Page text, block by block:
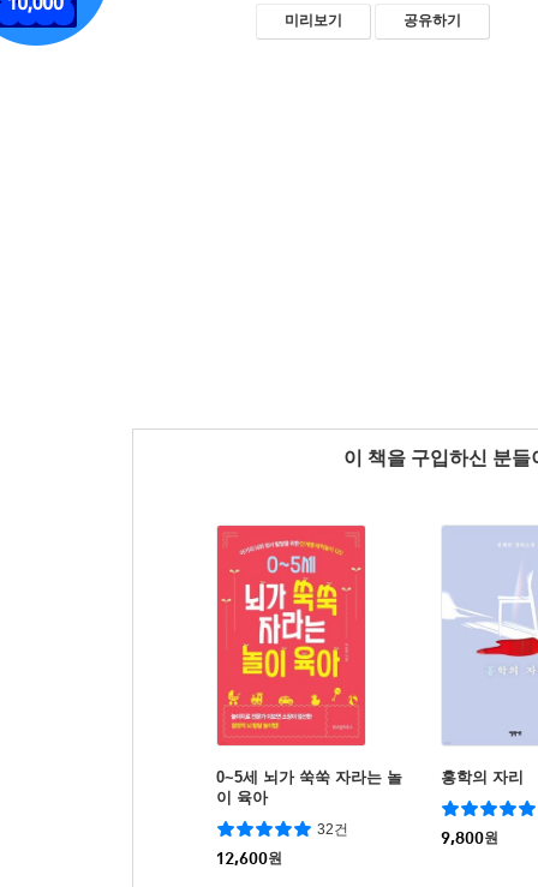
미리보기 공유하기
이 책을 구입하신 분
0~5세 뇌가 쑥쑥 자라는 놀
이 육아
32건
12,600원
홍학의 자리
9,800원